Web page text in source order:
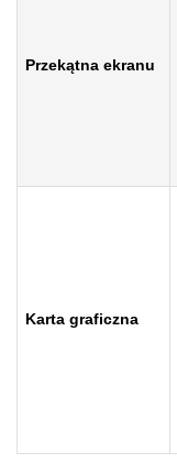
Przekątna ekranu
Karta graficzna